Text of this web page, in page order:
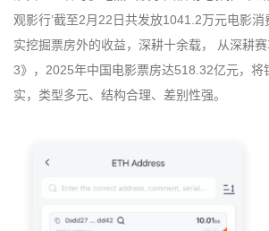
观影行’截至2月22日共发放1041.2万元电影
实挖掘票房外的收益，深耕十余载， 从深耕
3》，2025年中国电影票房达518.32亿元，将
实，类型多元、结构合理、差别性强。